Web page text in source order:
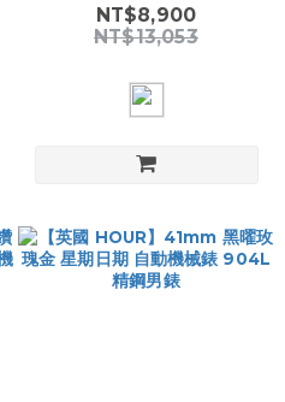
機械錶 904L精鋼 男錶
NT$8,900
NT$13,053